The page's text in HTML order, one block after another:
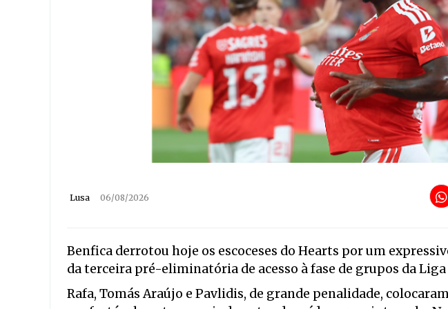
Lusa 06/08/2026
Benfica derrotou hoje os escoceses do Hearts por um
da terceira pré-eliminatória de acesso à fase de grupos da
Rafa, Tomás Araújo e Pavlidis, de grande penalidade,